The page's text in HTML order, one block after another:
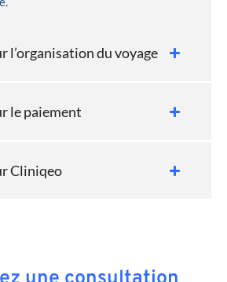
l’organisation du voyage
le paiement
Cliniqeo